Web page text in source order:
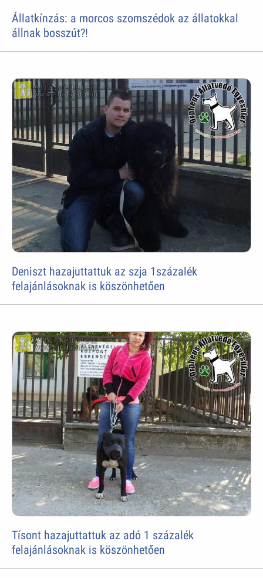
Állatkínzás: a morcos szomszédok az állatokkal
állnak bosszút?!
Deniszt hazajuttattuk az szja 1százalék
felajánlásoknak is köszönhetően
Tísont hazajuttattuk az adó 1 százalék
felajánlásoknak is köszönhetően